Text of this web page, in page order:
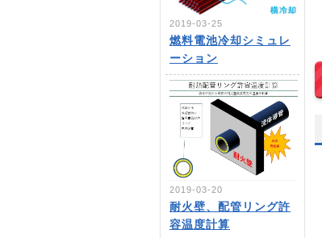
2019-03-25
燃料電池冷却シミュレ
ーション
2019-03-20
耐火壁、配管リング許
容温度計算